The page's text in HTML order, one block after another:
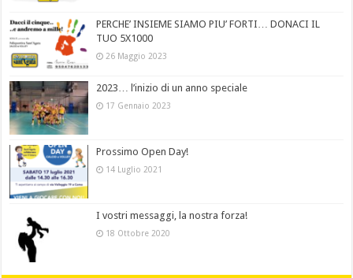
PERCHE’ INSIEME SIAMO PIU’ FORTI… DONACI IL
TUO 5X1000
26 Maggio 2023
2023… l’inizio di un anno speciale
17 Gennaio 2023
Prossimo Open Day!
14 Luglio 2021
I vostri messaggi, la nostra forza!
18 Ottobre 2020